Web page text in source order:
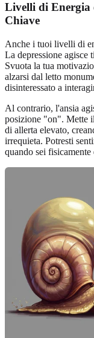
Livelli di Energia
Chiave
Anche i tuoi livelli di
La depressione agisce
Svuota la tua
alzarsi dal letto
disinteressato a
Al contrario, l'ansia
posizione "on". Mette
di allerta elevato,
irrequieta. Potresti
quando sei fisicamente